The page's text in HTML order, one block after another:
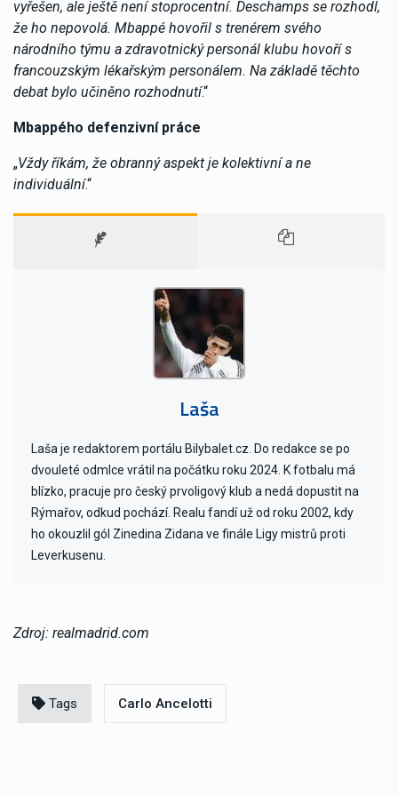
vyřešen, ale ještě není stoprocentní. Deschamps se rozhodl,
že ho nepovolá. Mbappé hovořil s trenérem svého
národního týmu a zdravotnický personál klubu hovoří s
francouzským lékařským personálem. Na základě těchto
debat bylo učiněno rozhodnutí.“
Mbappého defenzivní práce
„Vždy říkám, že obranný aspekt je kolektivní a ne
individuální.“
Laša
Laša je redaktorem portálu Bilybalet.cz. Do redakce se po
dvouleté odmlce vrátil na počátku roku 2024. K fotbalu má
blízko, pracuje pro český prvoligový klub a nedá dopustit na
Rýmařov, odkud pochází. Realu fandí už od roku 2002, kdy
ho okouzlil gól Zinedina Zidana ve finále Ligy mistrů proti
Leverkusenu.
Zdroj: realmadrid.com
Tags Carlo Ancelotti